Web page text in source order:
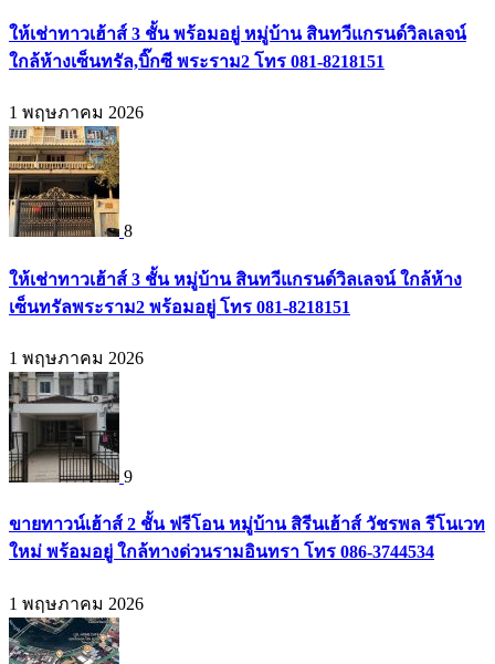
ให้เช่าทาวเฮ้าส์ 3 ชั้น พร้อมอยู่ หมู่บ้าน สินทวีแกรนด์วิลเลจน์
ใกล้ห้างเซ็นทรัล,บิ๊กซี พระราม2 โทร 081-8218151
1 พฤษภาคม 2026
8
ให้เช่าทาวเฮ้าส์ 3 ชั้น หมู่บ้าน สินทวีแกรนด์วิลเลจน์ ใกล้ห้าง
เซ็นทรัลพระราม2 พร้อมอยู่ โทร 081-8218151
1 พฤษภาคม 2026
9
ขายทาวน์เฮ้าส์ 2 ชั้น ฟรีโอน หมู่บ้าน สิรีนเฮ้าส์ วัชรพล รีโนเวท
ใหม่ พร้อมอยู่ ใกล้ทางด่วนรามอินทรา โทร 086-3744534
1 พฤษภาคม 2026